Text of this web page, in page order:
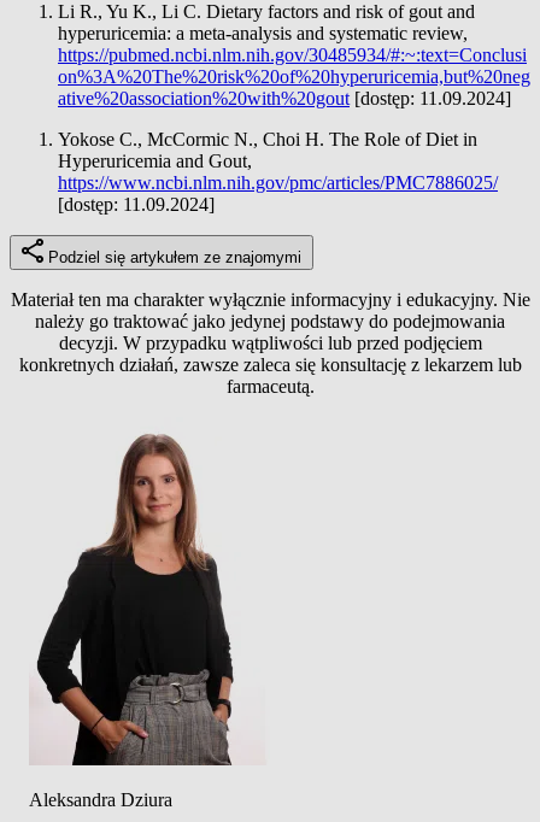
Li R., Yu K., Li C. Dietary factors and risk of gout and
hyperuricemia: a meta-analysis and systematic review,
https://pubmed.ncbi.nlm.nih.gov/30485934/#:~:text=Conclusi
on%3A%20The%20risk%20of%20hyperuricemia,but%20neg
ative%20association%20with%20gout [dostęp: 11.09.2024]
Yokose C., McCormic N., Choi H. The Role of Diet in
Hyperuricemia and Gout,
https://www.ncbi.nlm.nih.gov/pmc/articles/PMC7886025/
[dostęp: 11.09.2024]
Podziel się artykułem ze znajomymi
Materiał ten ma charakter wyłącznie informacyjny i edukacyjny. Nie
należy go traktować jako jedynej podstawy do podejmowania
decyzji. W przypadku wątpliwości lub przed podjęciem
konkretnych działań, zawsze zaleca się konsultację z lekarzem lub
farmaceutą.
Aleksandra Dziura